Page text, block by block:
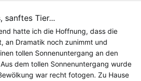
sanftes Tier...
hatte ich die Hoffnung, dass die
an Dramatik noch zunimmt und
tollen Sonnenuntergang an den
dem tollen Sonnenuntergang wurde
war recht fotogen. Zu Hause